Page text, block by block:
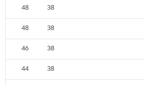
38
48
38
48
38
46
38
44